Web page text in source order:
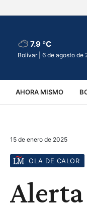
7.9 ºC
Bolívar | 6 de agosto de
AHORA MISMO
VIRALES
15 de enero de 2025
OLA DE CALOR